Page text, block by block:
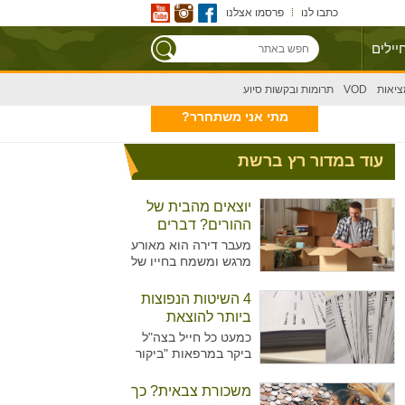
כתבו לנו פרסמו אצלנו
VOD תרומות ובקשות סיוע
מתי אני משתחרר?
עוד במדור רץ ברשת
יוצאים מהבית של
ההורים? דברים
שצריך לקחת בחשבון
מעבר דירה הוא מאורע
מרגש ומשמח בחייו של
במעבר הראשון מחוץ
לבית ההורים. עם זאת,
מדובר בתהליך מורכב
עם עלויות משל עצמו
שכדאי לקחת בחשבון.
ממנו שמחים
4 השיטות הנפוצות
ביותר להוצאת
גימלים
כמעט כל חייל בצה"ל
ביקר במרפאות "ביקור
היחידה כדי להוציא
משכורת צבאית? כך